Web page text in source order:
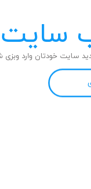
سایت
سایت خودتان وارد وبزی